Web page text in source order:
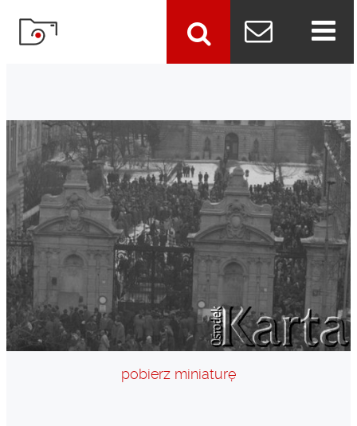
pobierz miniaturę